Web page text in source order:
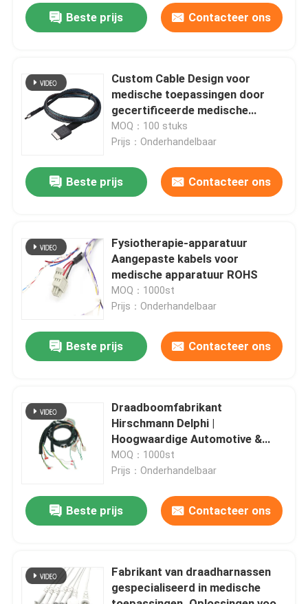
Producten
Over ons
Fabrieksreis
Contacteer ons
nieuws
Draadboom
LVDS-kabels
Beste prijs Contacteer ons
Custom Cable Design voor
medische toepassingen door
gecertificeerde medische
kabelfabrikant.
MOQ：100 stuks
Prijs：Onderhandelbaar
Beste prijs Contacteer ons
Fysiotherapie-apparatuur
Aangepaste kabels voor
medische apparatuur ROHS
MOQ：1000st
Prijs：Onderhandelbaar
Beste prijs Contacteer ons
Draadboomfabrikant
Hirschmann Delphi |
Hoogwaardige Automotive &
Medische Draadboom OEM ODM
Aangepast Kabelontwerp
MOQ：1000st
Prijs：Onderhandelbaar
Beste prijs Contacteer ons
Fabrikant van draadharnassen
gespecialiseerd in medische